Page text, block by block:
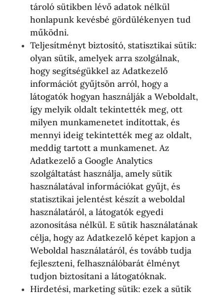
tároló sütikben lévő adatok nélkül
honlapunk kevésbé gördülékenyen tud
működni.
Teljesítményt biztosító, statisztikai sütik:
olyan sütik, amelyek arra szolgálnak,
hogy segítségükkel az Adatkezelő
információt gyűjtsön arról, hogy a
látogatók hogyan használják a Weboldalt,
így melyik oldalt tekintették meg, ott
milyen munkamenetet indítottak, és
mennyi ideig tekintették meg az oldalt,
meddig tartott a munkamenet. Az
Adatkezelő a Google Analytics
szolgáltatást használja, amely sütik
használatával információkat gyűjt, és
statisztikai jelentést készít a weboldal
használatáról, a látogatók egyedi
azonosítása nélkül. E sütik használatának
célja, hogy az Adatkezelő képet kapjon a
Weboldal használatáról, és tovább tudja
fejleszteni, felhasználóbarát élményt
tudjon biztosítani a látogatóknak.
Hirdetési, marketing sütik: ezek a sütik